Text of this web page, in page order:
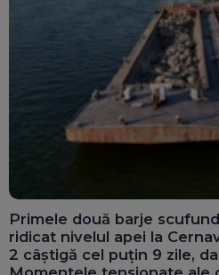
Primele două barje
ridicat nivelul apei la
2 câștigă cel puțin 9 zile,